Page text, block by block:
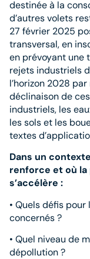
destinée à la
d’autres volets
27 février 2025
transversal, en
en prévoyant une
rejets industriels
l’horizon 2028
déclinaison de
industriels, les
les sols et les
textes
Dans un
renforce et où
s’accélère :
• Quels défis
concernés ?
• Quel niveau de
dépollution ?